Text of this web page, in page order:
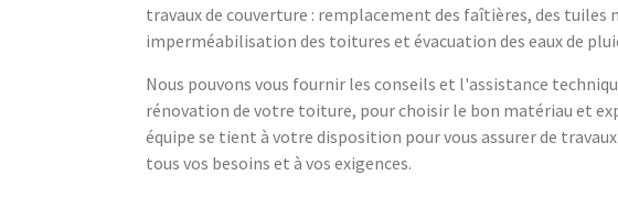
travaux de couverture : remplacement des faîtières, des tuiles
imperméabilisation des toitures et évacuation des eaux de
Nous pouvons vous fournir les conseils et l'assistance
rénovation de votre toiture, pour choisir le bon matériau et
équipe se tient à votre disposition pour vous assurer de
tous vos besoins et à vos exigences.